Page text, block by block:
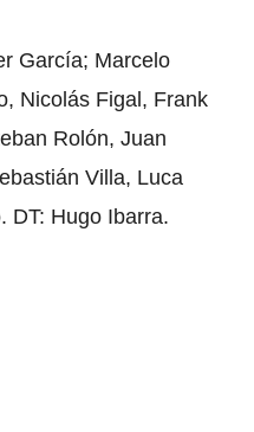
García; Marcelo
Nicolás Figal, Frank
Rolón, Juan
Villa, Luca
DT: Hugo Ibarra.